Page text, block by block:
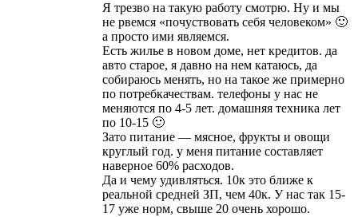
Я трезво на такую работу смотрю. Ну и мы
не рвемся «почуствовать себя человеком» 🙂
а просто ими являемся.
Есть жилье в новом доме, нет кредитов. да
авто старое, я давно на нем катаюсь, да
собираюсь менять, но на такое же примерно
по потребкачествам. телефоны у нас не
меняются по 4-5 лет. домашняя техника лет
по 10-15 🙂
Зато питание — мясное, фрукты и овощи
круглый год. у меня питание составляет
наверное 60% расходов.
Да и чему удивляться. 10к это ближе к
реальной средней ЗП, чем 40к. У нас так 15-
17 уже норм, свыше 20 очень хорошо.